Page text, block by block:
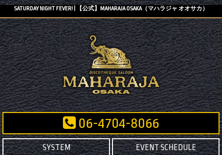
SATURDAY NIGHT FEVER! | 【公式】MAHARAJA OSAKA（マハラジャ オオサカ）
06-4704-8066
SYSTEM EVENT SCHEDULE